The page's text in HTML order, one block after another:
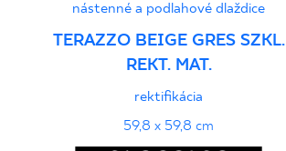
nástenné a podlahové dlaždice
TERAZZO BEIGE GRES SZKL.
REKT. MAT.
rektifikácia
59,8 x 59,8 cm